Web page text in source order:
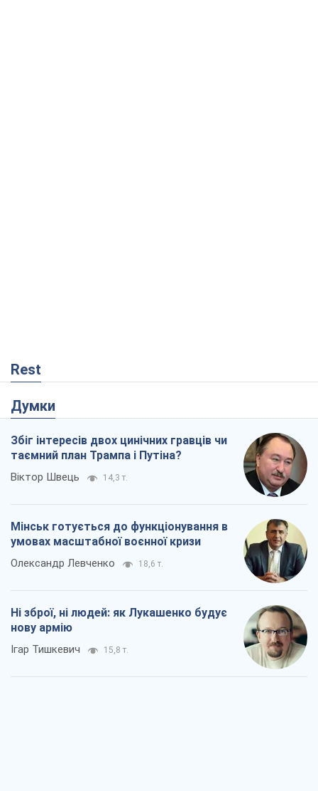
Rest
Думки
Збіг інтересів двох цинічних гравців чи
таємний план Трампа і Путіна?
Віктор Швець 14,3 т.
Мінськ готується до функціонування в
умовах масштабної воєнної кризи
Олександр Левченко 18,6 т.
Ні зброї, ні людей: як Лукашенко будує
нову армію
Ігар Тишкевич 15,8 т.